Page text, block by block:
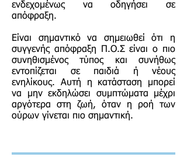
ενδεχομένως να οδηγήσει σε
απόφραξη.
Είναι σημαντικό να σημειωθεί ότι η
συγγενής απόφραξη Π.Ο.Σ είναι ο πιο
συνηθισμένος τύπος και συνήθως
εντοπίζεται σε παιδιά ή νέους
ενηλίκους. Αυτή η κατάσταση μπορεί
να μην εκδηλώσει συμπτώματα μέχρι
αργότερα στη ζωή, όταν η ροή των
ούρων γίνεται πιο σημαντική.